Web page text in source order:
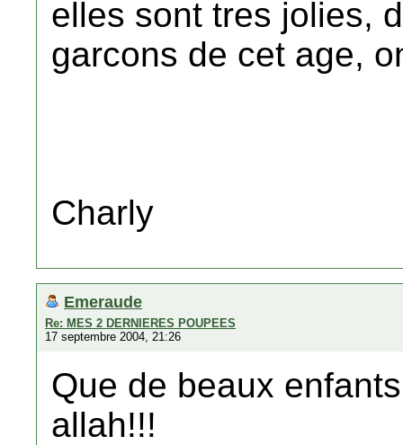
elles sont tres jolies,
garcons de cet age,
Charly
Emeraude
Re: MES 2 DERNIERES POUPEES
17 septembre 2004, 21:26
Que de beaux
allah!!!